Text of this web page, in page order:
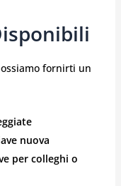
fornirti un
nuova
per colleghi o